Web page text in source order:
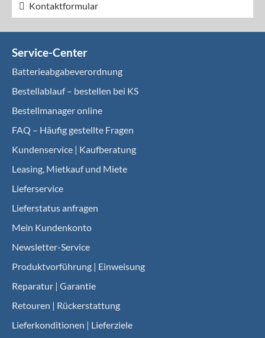
Kontaktformular
Service-Center
Batterieabgabeverordnung
Bestellablauf – bestellen bei KS
Bestellmanager online
FAQ – Häufig gestellte Fragen
Kundenservice | Kaufberatung
Leasing, Mietkauf und Miete
Lieferservice
Lieferstatus anfragen
Mein Kundenkonto
Newsletter-Service
Produktvorführung | Einweisung
Reparatur | Garantie
Retouren | Rückerstattung
Lieferkonditionen | Lieferziele